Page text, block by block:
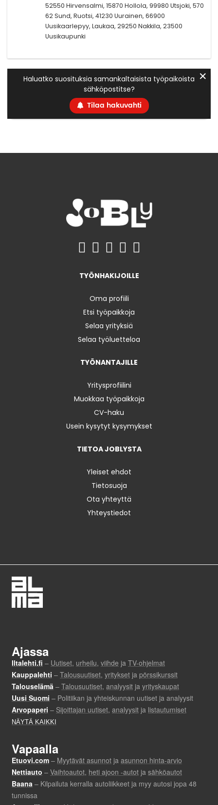
52550 Hirvensalmi, 15870 Hollola, 99980 Utsjoki, 570
62 Sund, Ruotsi, 41230 Uurainen, 66900
Uusikaarlepyy, Laukaa, 29250 Nakkila, 23500
Uusikaupunki
Haluatko suosituksia samankaltaisista työpaikoista
sähköpostitse?
Tilaa hakuvahti
✕
TYÖNHAKIJOILLE
Oma profiili
Etsi työpaikkoja
Selaa yrityksiä
Selaa työluetteloa
TYÖNANTAJILLE
Yritysprofiilini
Muokkaa työpaikkoja
CV-haku
Usein kysytyt kysymykset
TIETOA JOBLYSTA
Yleiset ehdot
Tietosuoja
Ota yhteyttä
Yhteystiedot